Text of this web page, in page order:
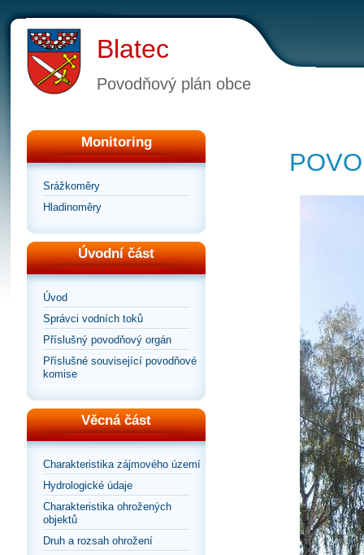
Blatec
Povodňový plán obce
Monitoring
Srážkoměry
Hladinoměry
Úvodní část
Úvod
Správci vodních toků
Příslušný povodňový orgán
Příslušné související povodňové
komise
Věcná část
Charakteristika zájmového území
Hydrologické údaje
Charakteristika ohrožených
objektů
Druh a rozsah ohrožení